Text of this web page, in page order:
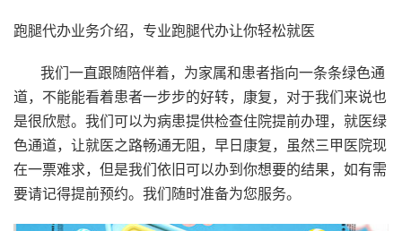
跑腿代办业务介绍，专业跑腿代办让你轻松就医
我们一直跟随陪伴着，为家属和患者指向一条条绿色通
道，不能能看着患者一步步的好转，康复，对于我们来说也
是很欣慰。我们可以为病患提供检查住院提前办理，就医绿
色通道，让就医之路畅通无阻，早日康复，虽然三甲医院现
在一票难求，但是我们依旧可以办到你想要的结果，如有需
要请记得提前预约。我们随时准备为您服务。